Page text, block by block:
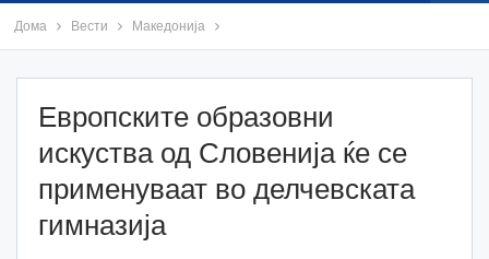
Дома Вести Македонија
Европските образовни
искуства од Словенија ќе се
применуваат во делчевската
гимназија